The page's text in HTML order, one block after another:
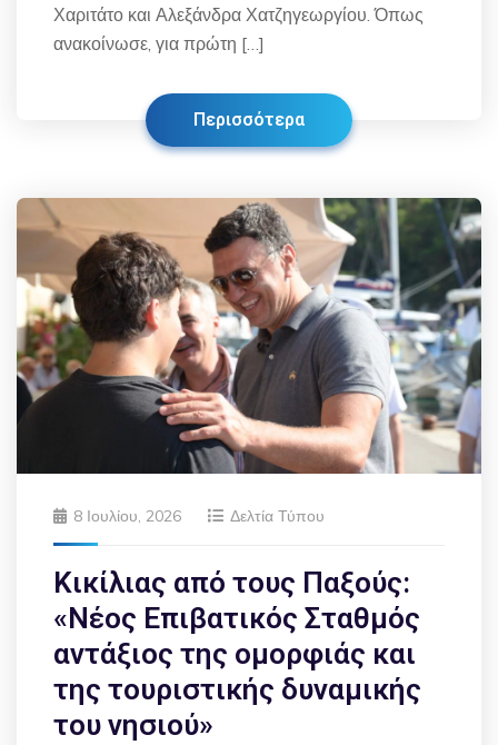
Χαριτάτο και Αλεξάνδρα Χατζηγεωργίου. Όπως
ανακοίνωσε, για πρώτη […]
Περισσότερα
8 Ιουλίου, 2026 Δελτία Τύπου
Κικίλιας από τους Παξούς:
«Νέος Επιβατικός Σταθμός
αντάξιος της ομορφιάς και
της τουριστικής δυναμικής
του νησιού»